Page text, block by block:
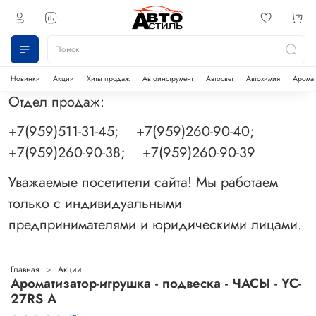
Новинки Акции Хиты продаж Автоинструмент Автосвет Автохимия
Отдел продаж:
+7(959)511-31-45; +7(959)260-90-40;
+7(959)260-90-38; +7(959)260-90-39
Уважаемые посетители сайта! Мы работаем
только с индивидуальными
предпринимателями и юридическими лицами.
Главная Акции
Ароматизатор-игрушка - подвеска - ЧАСЫ - YC-
27RS A